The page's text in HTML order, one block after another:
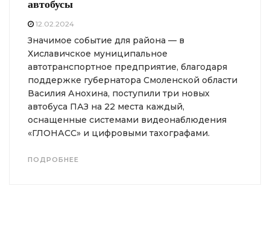
автобусы
12.02.2024
Значимое событие для района — в
Хиславичское муниципальное
автотранспортное предприятие, благодаря
поддержке губернатора Смоленской области
Василия Анохина, поступили три новых
автобуса ПАЗ на 22 места каждый,
оснащенные системами видеонаблюдения
«ГЛОНАСС» и цифровыми тахографами.
ПОДРОБНЕЕ